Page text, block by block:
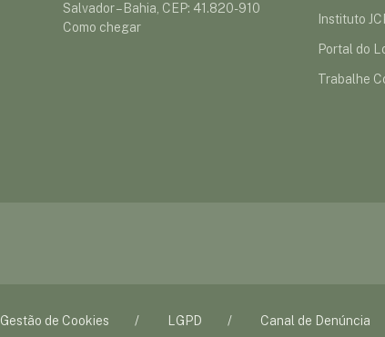
Salvador – Bahia, CEP: 41.820-910
Como chegar
Instituto
Portal do
Trabalhe
Gestão de Cookies LGPD Canal de Denúncia